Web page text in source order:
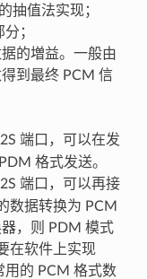
抽值法实现；
；
的増益。一般由
到最终 PCM 信
端口，可以在发
格式发送。
端口，可以再接
数据转换为 PCM
，则 PDM 模式
在软件上实现
的 PCM 格式数